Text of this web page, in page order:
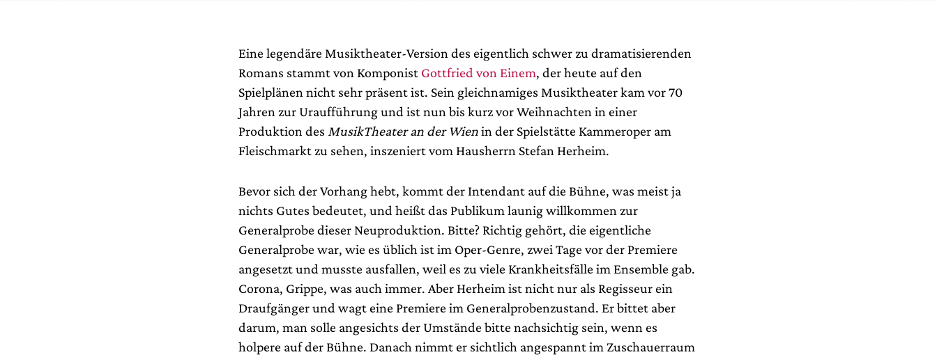
Eine legendäre Musiktheater-Version des eigentlich schwer zu dramatisierenden
Romans stammt von Komponist Gottfried von Einem, der heute auf den
Spielplänen nicht sehr präsent ist. Sein gleichnamiges Musiktheater kam vor 70
Jahren zur Uraufführung und ist nun bis kurz vor Weihnachten in einer
Produktion des MusikTheater an der Wienin der Spielstätte Kammeroper am
Fleischmarkt zu sehen, inszeniert vom Hausherrn Stefan Herheim.
Bevor sich der Vorhang hebt, kommt der Intendant auf die Bühne, was meist ja
nichts Gutes bedeutet, und heißt das Publikum launig willkommen zur
Generalprobe dieser Neuproduktion. Bitte? Richtig gehört, die eigentliche
Generalprobe war, wie es üblich ist im Oper-Genre, zwei Tage vor der Premiere
angesetzt und musste ausfallen, weil es zu viele Krankheitsfälle im Ensemble gab.
Corona, Grippe, was auch immer. Aber Herheim ist nicht nur als Regisseur ein
Draufgänger und wagt eine Premiere im Generalprobenzustand. Er bittet aber
darum, man solle angesichts der Umstände bitte nachsichtig sein, wenn es
holpere auf der Bühne. Danach nimmt er sichtlich angespannt im Zuschauerraum